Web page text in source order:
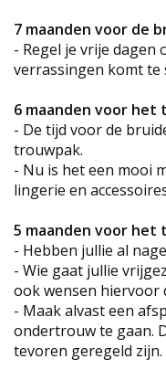
7 maanden voor de
- Regel je vrije
verrassingen komt te
6 maanden voor het
- De tijd voor de
trouwpak.
- Nu is het een mooi
lingerie en
5 maanden voor het
- Hebben jullie al
- Wie gaat jullie
ook wensen hiervoor
- Maak alvast een
ondertrouw te gaan.
tevoren geregeld zijn.